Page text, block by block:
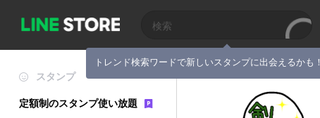
トレンド検索ワードで新しいスタンプに出会えるかも！
スタンプ
定額制のスタンプ使い放題